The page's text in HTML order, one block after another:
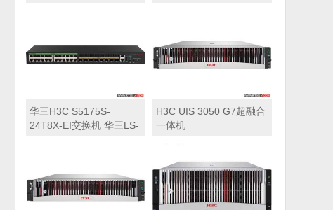
华三H3C S5175S-
24T8X-EI交换机 华三LS-
H3C UIS 3050 G7超融合
一体机